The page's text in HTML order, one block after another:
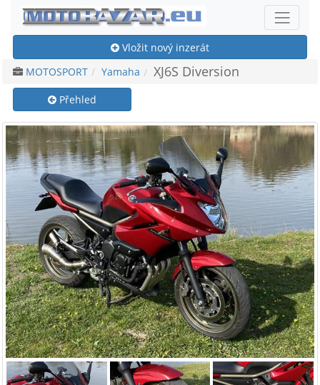
Vložit nový inzerát
MOTOSPORT
Yamaha XJ6S Diversion
Přehled